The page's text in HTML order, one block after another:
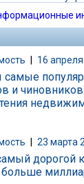
| 16 апреля
самые
и
23 марта
дорогой
больше